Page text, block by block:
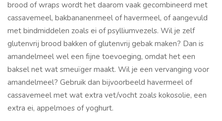
brood of wraps wordt het daarom vaak gecombineerd met
cassavemeel, bakbananenmeel of havermeel, of aangevuld
met bindmiddelen zoals ei of psylliumvezels. Wil je zelf
glutenvrij brood bakken of glutenvrij gebak maken? Dan is
amandelmeel wel een fijne toevoeging, omdat het een
baksel net wat smeuïger maakt. Wil je een vervanging voor
amandelmeel? Gebruik dan bijvoorbeeld havermeel of
cassavemeel met wat extra vet/vocht zoals kokosolie, een
extra ei, appelmoes of yoghurt.